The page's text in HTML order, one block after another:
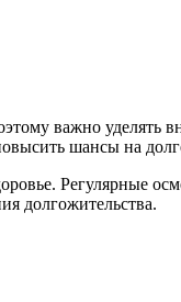
важно уделять
шансы на
Регулярные
долгожительства.